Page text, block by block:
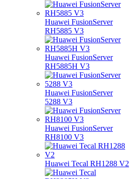
Huawei FusionServer
RH5885 V3
Huawei FusionServer
RH5885H V3
Huawei FusionServer
5288 V3
Huawei FusionServer
RH8100 V3
Huawei Tecal RH1288 V2